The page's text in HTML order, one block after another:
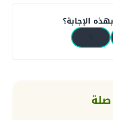
الإجابة؟